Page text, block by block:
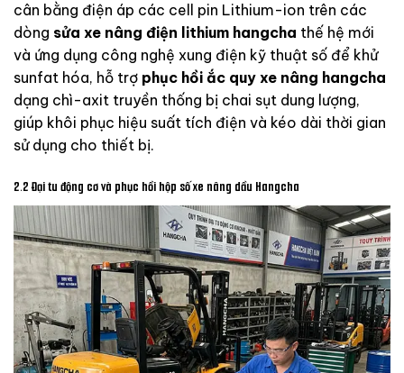
cân bằng điện áp các cell pin Lithium-ion trên các
dòng sửa xe nâng điện lithium hangcha thế hệ mới
và ứng dụng công nghệ xung điện kỹ thuật số để khử
sunfat hóa, hỗ trợ phục hồi ắc quy xe nâng hangcha
dạng chì-axit truyền thống bị chai sụt dung lượng,
giúp khôi phục hiệu suất tích điện và kéo dài thời gian
sử dụng cho thiết bị.
2.2 Đại tu động cơ và phục hồi hộp số xe nâng dầu Hangcha